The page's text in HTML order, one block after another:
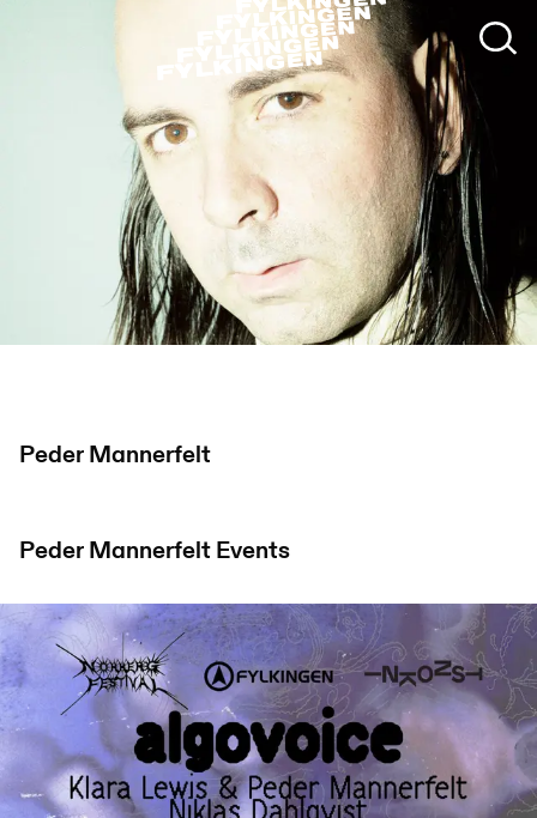
Peder Mannerfelt
Peder MannerfeltEvents